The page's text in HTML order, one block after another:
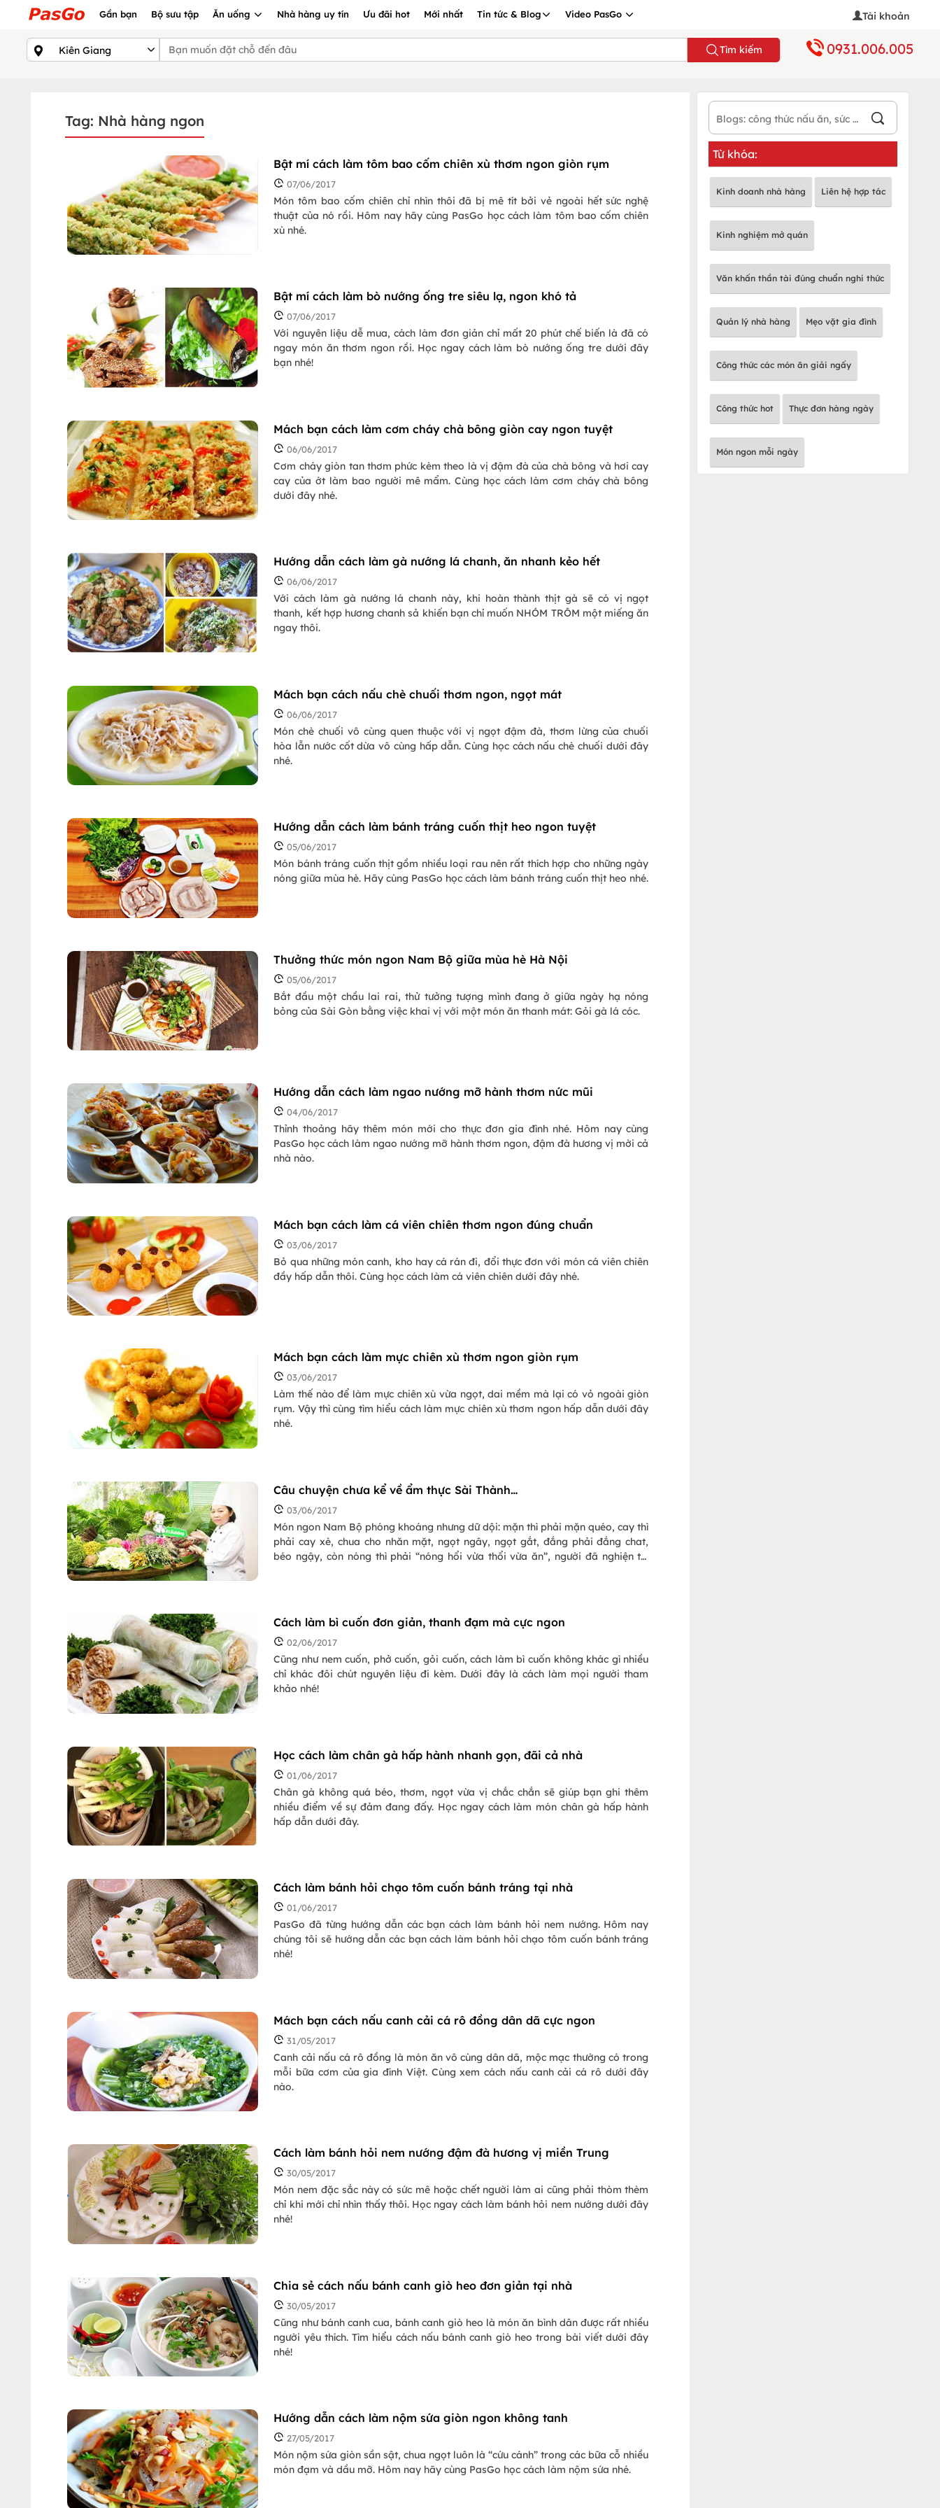
Gần bạn Bộ sưu tập Ăn uống Nhà hàng uy tín Ưu đãi hot Mới nhất Tin tức & Blog Video PasGo Tài khoản
Tìm kiếm 0931.006.005
Tag: Nhà hàng ngon
Bật mí cách làm tôm bao cốm chiên xù thơm ngon giòn rụm
07/06/2017
Món tôm bao cốm chiên chỉ nhìn thôi đã bị mê tít bởi vẻ ngoài hết sức nghệ
thuật của nó rồi. Hôm nay hãy cùng PasGo học cách làm tôm bao cốm chiên
xù nhé.
Bật mí cách làm bò nướng ống tre siêu lạ, ngon khó tả
07/06/2017
Với nguyên liệu dễ mua, cách làm đơn giản chỉ mất 20 phút chế biến là đã có
ngay món ăn thơm ngon rồi. Học ngay cách làm bò nướng ống tre dưới đây
bạn nhé!
Mách bạn cách làm cơm cháy chà bông giòn cay ngon tuyệt
06/06/2017
Cơm cháy giòn tan thơm phức kèm theo là vị đậm đà của chà bông và hơi cay
cay của ớt làm bao người mê mẩm. Cùng học cách làm cơm cháy chà bông
dưới đây nhé.
Hướng dẫn cách làm gà nướng lá chanh, ăn nhanh kẻo hết
06/06/2017
Với cách làm gà nướng lá chanh này, khi hoàn thành thịt gà sẽ có vị ngọt
thanh, kết hợp hương chanh sả khiến bạn chỉ muốn NHÓM TRÔM một miếng ăn
ngay thôi.
Mách bạn cách nấu chè chuối thơm ngon, ngọt mát
06/06/2017
Món chè chuối vô cùng quen thuộc với vị ngọt đậm đà, thơm lừng của chuối
hòa lẫn nước cốt dừa vô cùng hấp dẫn. Cùng học cách nấu chè chuối dưới đây
nhé.
Hướng dẫn cách làm bánh tráng cuốn thịt heo ngon tuyệt
05/06/2017
Món bánh tráng cuốn thịt gồm nhiều loại rau nên rất thích hợp cho những ngày
nóng giữa mùa hè. Hãy cùng PasGo học cách làm bánh tráng cuốn thịt heo nhé.
Thưởng thức món ngon Nam Bộ giữa mùa hè Hà Nội
05/06/2017
Bắt đầu một chầu lai rai, thử tưởng tượng mình đang ở giữa ngày hạ nóng
bỏng của Sài Gòn bằng việc khai vị với một món ăn thanh mát: Gỏi gà lá cóc.
Hướng dẫn cách làm ngao nướng mỡ hành thơm nức mũi
04/06/2017
Thỉnh thoảng hãy thêm món mới cho thực đơn gia đình nhé. Hôm nay cùng
PasGo học cách làm ngao nướng mỡ hành thơm ngon, đậm đà hương vị mời cả
nhà nào.
Mách bạn cách làm cá viên chiên thơm ngon đúng chuẩn
03/06/2017
Bỏ qua những món canh, kho hay cá rán đi, đổi thực đơn với món cá viên chiên
đầy hấp dẫn thôi. Cùng học cách làm cá viên chiên dưới đây nhé.
Mách bạn cách làm mực chiên xù thơm ngon giòn rụm
03/06/2017
Làm thế nào để làm mực chiên xù vừa ngọt, dai mềm mà lại có vỏ ngoài giòn
rụm. Vậy thì cùng tìm hiểu cách làm mực chiên xù thơm ngon hấp dẫn dưới đây
nhé.
Câu chuyện chưa kể về ẩm thực Sài Thành…
03/06/2017
Món ngon Nam Bộ phóng khoáng nhưng dữ dội: mặn thì phải mặn quéo, cay thì
phải cay xè, chua cho nhăn mặt, ngọt ngây, ngọt gắt, đắng phải đắng chat,
béo ngậy, còn nóng thì phải “nóng hổi vừa thổi vừa ăn”, người đã nghiện thì
Cách làm bì cuốn đơn giản, thanh đạm mà cực ngon
02/06/2017
Cũng như nem cuốn, phở cuốn, gỏi cuốn, cách làm bì cuốn không khác gì nhiều
chỉ khác đôi chút nguyên liệu đi kèm. Dưới đây là cách làm mọi người tham
khảo nhé!
Học cách làm chân gà hấp hành nhanh gọn, đãi cả nhà
01/06/2017
Chân gà không quá béo, thơm, ngọt vừa vị chắc chắn sẽ giúp bạn ghi thêm
nhiều điểm về sự đảm đang đấy. Học ngay cách làm món chân gà hấp hành
hấp dẫn dưới đây.
Cách làm bánh hỏi chạo tôm cuốn bánh tráng tại nhà
01/06/2017
PasGo đã từng hướng dẫn các bạn cách làm bánh hỏi nem nướng. Hôm nay
chúng tôi sẽ hướng dẫn các bạn cách làm bánh hỏi chạo tôm cuốn bánh tráng
nhé!
Mách bạn cách nấu canh cải cá rô đồng dân dã cực ngon
31/05/2017
Canh cải nấu cá rô đồng là món ăn vô cùng dân dã, mộc mạc thường có trong
mỗi bữa cơm của gia đình Việt. Cùng xem cách nấu canh cải cá rô dưới đây
nào.
Cách làm bánh hỏi nem nướng đậm đà hương vị miền Trung
30/05/2017
Món nem đặc sắc này có sức mê hoặc chết người làm ai cũng phải thòm thèm
chỉ khi mới chỉ nhìn thấy thôi. Học ngay cách làm bánh hỏi nem nướng dưới đây
nhé!
Chia sẻ cách nấu bánh canh giò heo đơn giản tại nhà
30/05/2017
Cũng như bánh canh cua, bánh canh giò heo là món ăn bình dân được rất nhiều
người yêu thích. Tìm hiểu cách nấu bánh canh giò heo trong bài viết dưới đây
nhé!
Hướng dẫn cách làm nộm sứa giòn ngon không tanh
27/05/2017
Món nộm sứa giòn sần sật, chua ngọt luôn là “cứu cánh” trong các bữa cỗ nhiều
món đạm và dầu mỡ. Hôm nay hãy cùng PasGo học cách làm nộm sứa nhé.
Từ khóa:
Kinh doanh nhà hàng Liên hệ hợp tác
Kinh nghiệm mở quán
Văn khấn thần tài đúng chuẩn nghi thức
Quản lý nhà hàng Mẹo vặt gia đình
Công thức các món ăn giải ngấy
Công thức hot Thực đơn hàng ngày
Món ngon mỗi ngày